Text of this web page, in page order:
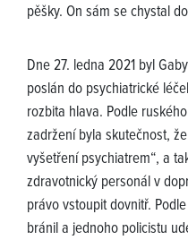
pěšky. On sám se chystal
Dne 27. ledna 2021 byl
poslán do psychiatrické
rozbita hlava. Podle
zadržení byla skutečnost,
vyšetření psychiatrem“, a
zdravotnický personál v
právo vstoupit dovnitř.
bránil a jednoho policistu